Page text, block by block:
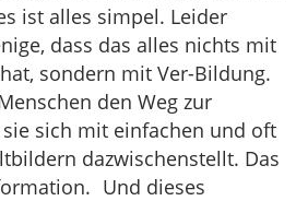
ist alles simpel. Leider
dass das alles nichts mit
sondern mit Ver-Bildung.
den Weg zur
sich mit einfachen und oft
dazwischenstellt. Das
Und dieses